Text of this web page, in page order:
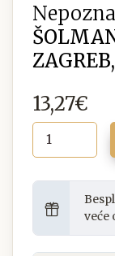
13,27€
veće